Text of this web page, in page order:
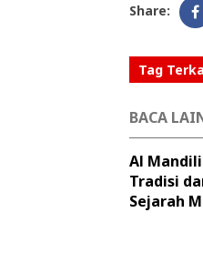
Share:
Tag
BACA
Al
Tradisi
Sejarah